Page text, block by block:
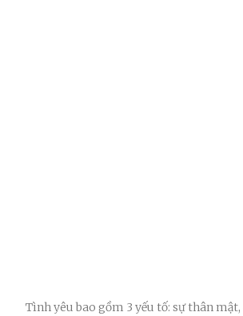
Tình yêu bao gồm 3 yếu tố: sự thân